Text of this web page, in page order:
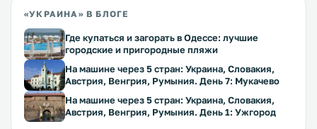
«УКРАИНА» В БЛОГЕ
Где купаться и загорать в Одессе: лучшие
городские и пригородные пляжи
На машине через 5 стран: Украина, Словакия,
Австрия, Венгрия, Румыния. День 7: Мукачево
На машине через 5 стран: Украина, Словакия,
Австрия, Венгрия, Румыния. День 1: Ужгород